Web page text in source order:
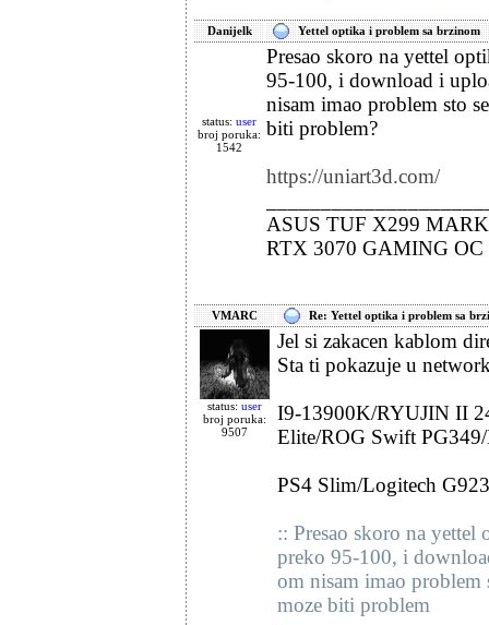
Danijelk Yettel optika i problem sa brzinom
status: user
broj poruka:
1542
Presao skoro na yettel
95-100, i download i
nisam imao problem sto
biti problem?
https://uniart3d.com/
ASUS TUF X299
RTX 3070 GAMING
VMARC Re: Yettel optika i problem sa
status: user
broj poruka:
9507
Jel si zakacen kablom
Sta ti pokazuje u
I9-13900K/RYUJIN II
Elite/ROG Swift
PS4 Slim/Logitech
:: Presao skoro na
preko 95-100, i
om nisam imao problem
moze biti problem